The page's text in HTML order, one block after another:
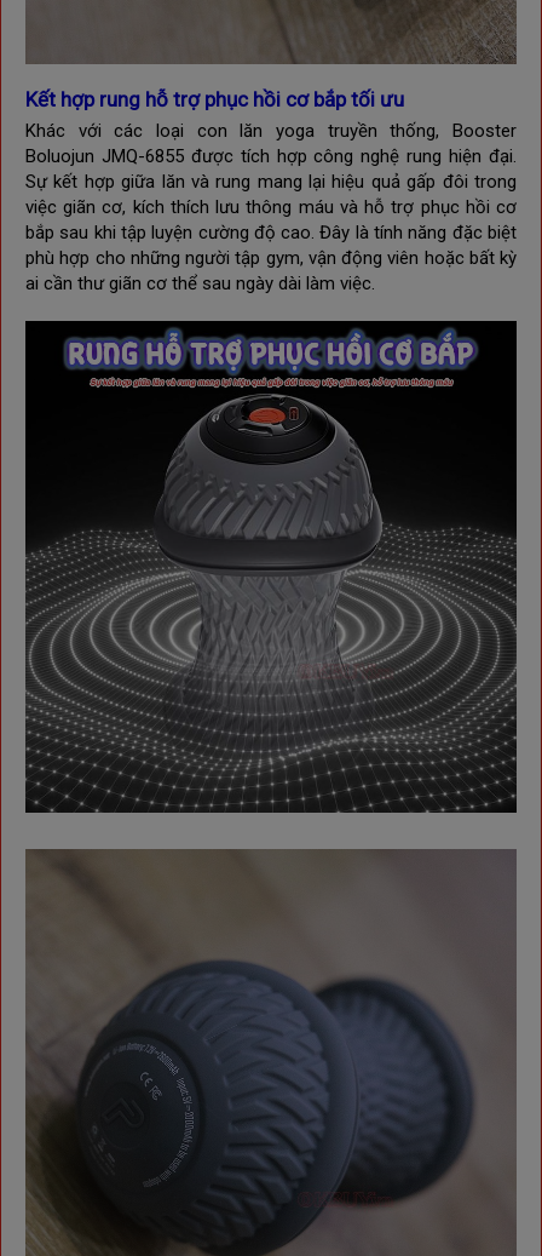
Kết hợp rung hỗ trợ phục hồi cơ bắp tối ưu
Khác với các loại con lăn yoga truyền thống, Booster
Boluojun JMQ-6855được tích hợp công nghệ rung hiện đại.
Sự kết hợp giữa lăn và rung mang lại hiệu quả gấp đôi trong
việc giãn cơ, kích thích lưu thông máu và hỗ trợ phục hồi cơ
bắp sau khi tập luyện cường độ cao. Đây là tính năng đặc biệt
phù hợp cho những người tập gym, vận động viên hoặc bất kỳ
ai cần thư giãn cơ thể sau ngày dài làm việc.